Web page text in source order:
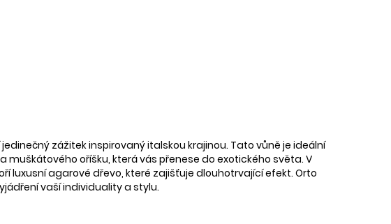
zážitek inspirovaný italskou krajinou. Tato vůně je ideální
oříšku, která vás přenese do exotického světa. V
luxusní agarové dřevo, které zajišťuje dlouhotrvající efekt. Orto
vaší individuality a stylu.